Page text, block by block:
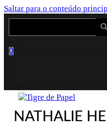
Saltar para o conteúdo
Search
Search
0
NATHALIE